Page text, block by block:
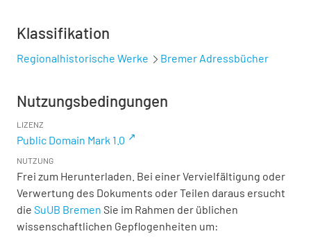
Klassifikation
Regionalhistorische Werke Bremer Adressbücher
Nutzungsbedingungen
LIZENZ
Public Domain Mark 1.0
NUTZUNG
Frei zum Herunterladen. Bei einer Vervielfältigung oder
Verwertung des Dokuments oder Teilen daraus ersucht
die SuUB Bremen Sie im Rahmen der üblichen
wissenschaftlichen Gepflogenheiten um: